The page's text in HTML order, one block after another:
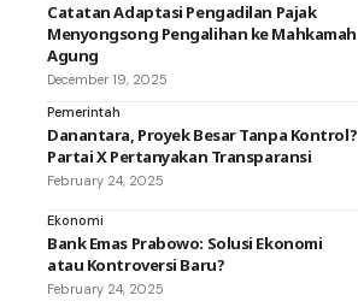
Catatan Adaptasi Pengadilan Pajak
Menyongsong Pengalihan ke Mahkamah
Agung
December 19, 2025
Pemerintah
Danantara, Proyek Besar Tanpa Kontrol?
Partai X Pertanyakan Transparansi
February 24, 2025
Ekonomi
Bank Emas Prabowo: Solusi Ekonomi
atau Kontroversi Baru?
February 24, 2025